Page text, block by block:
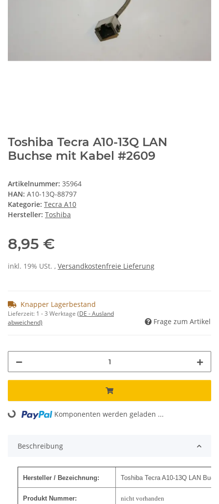
Toshiba Tecra A10-13Q LAN
Buchse mit Kabel #2609
Artikelnummer: 35964
HAN: A10-13Q-88797
Kategorie: Tecra A10
Hersteller: Toshiba
8,95 €
inkl. 19% USt. , Versandkostenfreie Lieferung
Knapper Lagerbestand
Lieferzeit: 1 - 3 Werktage (DE - Ausland
abweichend)
Frage zum Artikel
Loading... Komponenten werden geladen ...
Beschreibung
Hersteller / Bezeichnung: Toshiba Tecra A10-13Q LAN
Produkt Nummer: nicht vorhanden